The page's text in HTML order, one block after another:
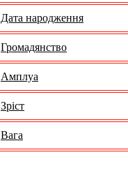
Дата народження
Громадянство
Амплуа
Зріст
Вага